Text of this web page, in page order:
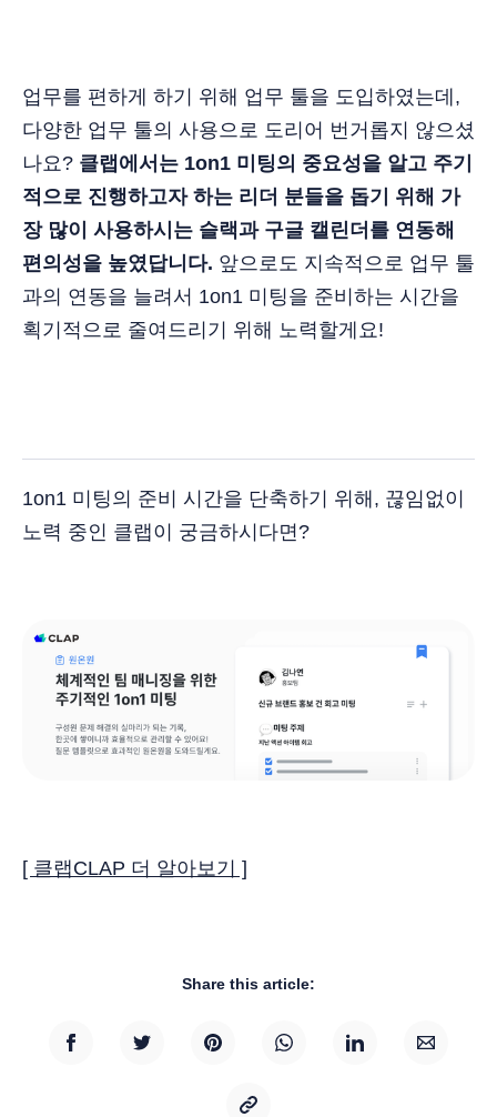
업무를 편하게 하기 위해 업무 툴을 도입하였는데,
다양한 업무 툴의 사용으로 도리어 번거롭지 않으셨
나요? 클랩에서는 1on1 미팅의 중요성을 알고 주기
적으로 진행하고자 하는 리더 분들을 돕기 위해 가
장 많이 사용하시는 슬랙과 구글 캘린더를 연동해
편의성을 높였답니다. 앞으로도 지속적으로 업무 툴
과의 연동을 늘려서 1on1 미팅을 준비하는 시간을
획기적으로 줄여드리기 위해 노력할게요!
1on1 미팅의 준비 시간을 단축하기 위해, 끊임없이
노력 중인 클랩이 궁금하시다면?
[ 클랩CLAP 더 알아보기 ]
Share this article: